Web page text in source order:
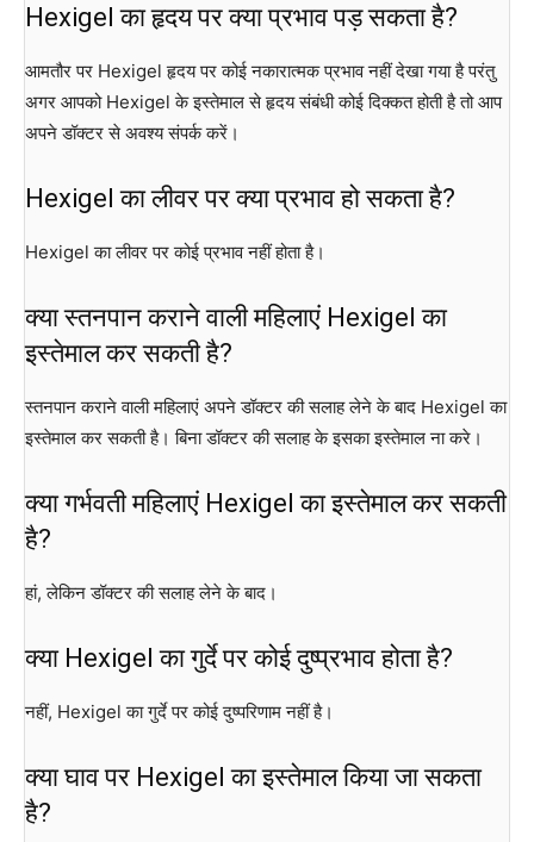
Hexigel का हृदय पर क्या प्रभाव पड़ सकता है?
आमतौर पर Hexigel हृदय पर कोई नकारात्मक प्रभाव नहीं देखा गया है परंतु
अगर आपको Hexigel के इस्तेमाल से हृदय संबंधी कोई दिक्कत होती है तो आप
अपने डॉक्टर से अवश्य संपर्क करें।
Hexigel का लीवर पर क्या प्रभाव हो सकता है?
Hexigel का लीवर पर कोई प्रभाव नहीं होता है।
क्या स्तनपान कराने वाली महिलाएं Hexigel का
इस्तेमाल कर सकती है?
स्तनपान कराने वाली महिलाएं अपने डॉक्टर की सलाह लेने के बाद Hexigel का
इस्तेमाल कर सकती है। बिना डॉक्टर की सलाह के इसका इस्तेमाल ना करे।
क्या गर्भवती महिलाएं Hexigel का इस्तेमाल कर सकती
है?
हां, लेकिन डॉक्टर की सलाह लेने के बाद।
क्या Hexigel का गुर्दे पर कोई दुष्प्रभाव होता है?
नहीं, Hexigel का गुर्दे पर कोई दुष्परिणाम नहीं है।
क्या घाव पर Hexigel का इस्तेमाल किया जा सकता
है?